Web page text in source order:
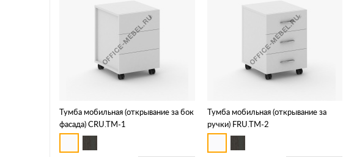
Тумба мобильная (открывание за бок
фасада) CRU.TM-1
Тумба мобильная (открывание за
ручки) FRU.TM-2